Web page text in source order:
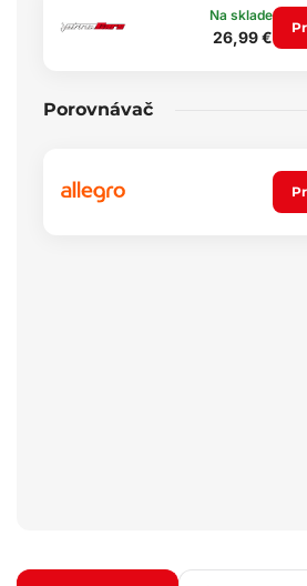
Na sklade
26,99 €
Porovnávač